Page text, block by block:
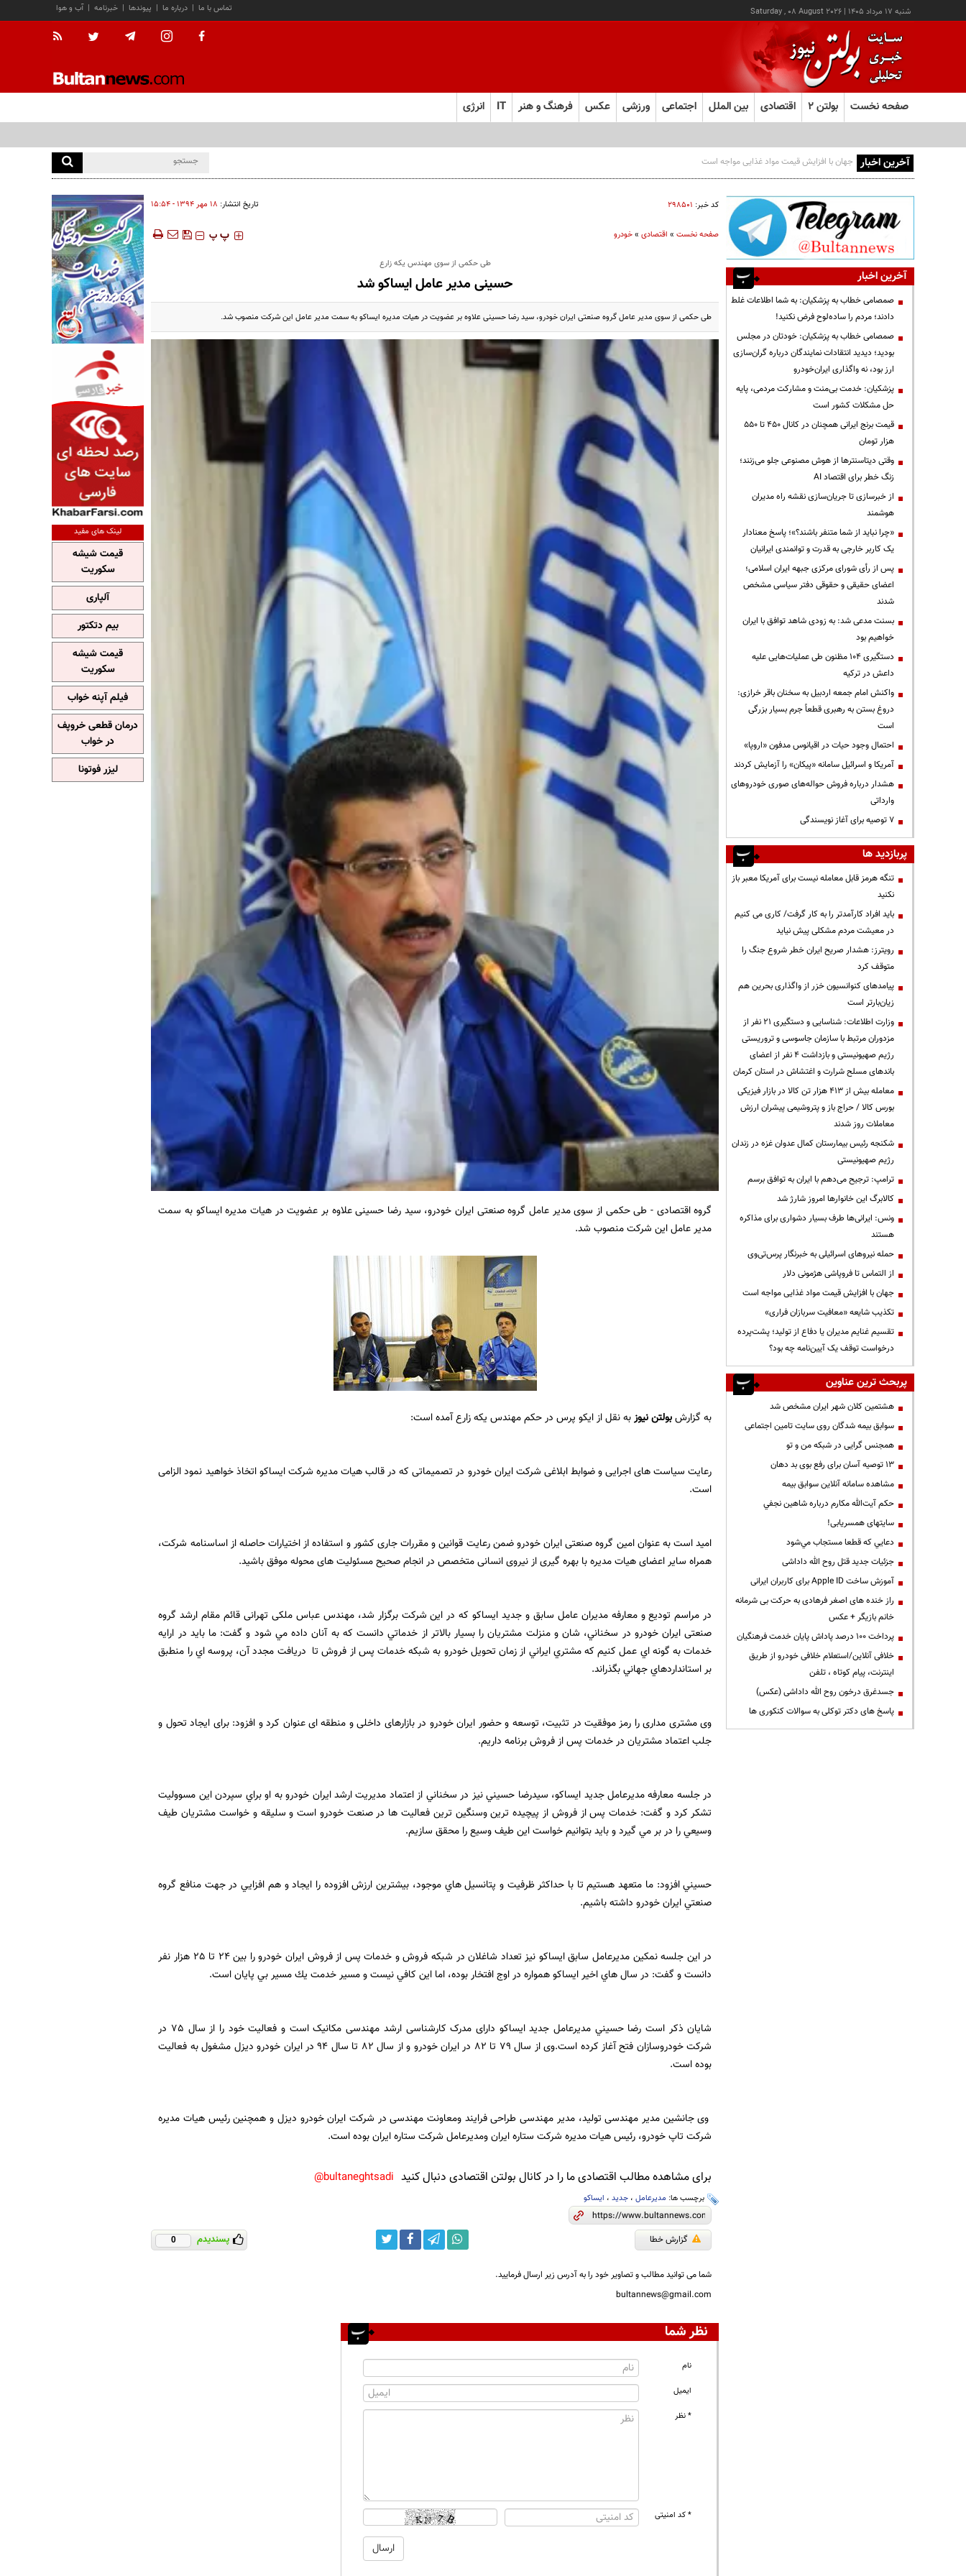
شنبه ۱۷ مرداد ۱۴۰۵ |
Saturday , 08 August 2026 آب و هوا | خبرنامه | پیوندها | درباره ما | تماس با ما
صفحه نخست بولتن ۲ اقتصادی بین الملل اجتماعی ورزشی عکس فرهنگ و هنر IT انرژی
آخرین اخبار کالابرگ این خانوارها امروز شارژ شد
کد خبر: ۲۹۸۵۰۱ تاریخ انتشار: ۱۸ مهر ۱۳۹۴ - ۱۵:۵۴
صفحه نخست» اقتصادی»خودرو ‍‍‍ پ پ
طی حکمی از سوی مهندس یکه زارع
حسینی مدیر عامل ایساکو شد
طی حکمی از سوی مدیر عامل گروه صنعتی ایران خودرو، سید رضا حسینی علاوه بر عضویت در هیات مدیره ایساکو به سمت مدیر عامل این شرکت منصوب شد.
گروه اقتصادی - طی حکمی از سوی مدیر عامل گروه صنعتی ایران خودرو، سید رضا حسینی علاوه بر عضویت در هیات مدیره ایساکو به سمت
مدیر عامل این شرکت منصوب شد.
به گزارشبولتن نیوزبه نقل از ایکو پرس در حکم مهندس یکه زارع آمده است:
رعایت سیاست های اجرایی و ضوابط ابلاغی شرکت ایران خودرو در تصمیماتی که در قالب هیات مدیره شرکت ایساکو اتخاذ خواهید نمود الزامی
است.
امید است به عنوان امین گروه صنعتی ایران خودرو ضمن رعایت قوانین و مقررات جاری کشور و استفاده از اختیارات حاصله از اساسنامه شرکت،
همراه سایر اعضای هیات مدیره با بهره گیری از نیروی انسانی متخصص در انجام صحیح مسئولیت های محوله موفق باشید.
در مراسم توديع و معارفه مديران عامل سابق و جديد ايساكو که در اين شركت برگزار شد، مهندس عباس ملکی تهرانی قائم مقام ارشد گروه
صنعتی ایران خودرو در سخناني، شان و منزلت مشتريان را بسيار بالاتر از خدماتي دانست كه به آنان داده مي شود و گفت: ما بايد در ارایه
خدمات به گونه اي عمل كنيم كه مشتري ايراني از زمان تحويل خودرو به شبكه خدمات پس از فروش تا دريافت مجدد آن، پروسه اي را منطبق
بر استانداردهاي جهاني بگذراند.
وی مشتری مداری را رمز موفقیت در تثبیت، توسعه و حضور ایران خودرو در بازارهای داخلی و منطقه ای عنوان کرد و افزود: برای ایجاد تحول و
جلب اعتماد مشتریان در خدمات پس از فروش برنامه داریم.
در جلسه معارفه مديرعامل جديد ايساكو، سيدرضا حسيني نيز در سخناني از اعتماد مديريت ارشد ايران خودرو به او براي سپردن اين مسووليت
تشکر کرد و گفت: خدمات پس از فروش از پيچيده ترين وسنگين ترين فعالیت ها در صنعت خودرو است و سليقه و خواست مشتريان طيف
وسيعي را در بر مي گيرد و بايد بتوانيم خواست اين طيف وسيع را محقق سازيم.
حسيني افزود: ما متعهد هستیم تا با حداكثر ظرفيت و پتانسيل هاي موجود، بیشترین ارزش افزوده را ايجاد و هم افزايي در جهت منافع گروه
صنعتي ايران خودرو داشته باشيم.
در اين جلسه نمكين مديرعامل سابق ايساكو نيز تعداد شاغلان در شبكه فروش و خدمات پس از فروش ايران خودرو را بين 24 تا 25 هزار نفر
دانست و گفت: در سال هاي اخير ايساكو همواره در اوج افتخار بوده، اما اين كافي نيست و مسير خدمت يك مسير بي پايان است.
شايان ذكر است رضا حسيني مديرعامل جديد ايساكو دارای مدرک کارشناسی ارشد مهندسی مکانیک است و فعاليت خود را از سال 75 در
شركت خودروسازان فتح آغاز كرده است.وی از سال 79 تا 82 در ایران خودرو و از سال 82 تا سال 94 در ایران خودرو دیزل مشغول به فعالیت
بوده است.
وی جانشین مدیر مهندسی تولید، مدیر مهندسی طراحی فرایند ومعاونت مهندسی در شرکت ایران خودرو دیزل و همچنین رئیس هیات مدیره
شرکت تاپ خودرو، رئیس هیات مدیره شرکت ستاره ایران ومدیرعامل شرکت ستاره ایران بوده است.
برای مشاهده مطالب اقتصادی ما را در کانال بولتن اقتصادی دنبال کنید bultaneghtsadi@
برچسب ها: مدیرعامل، جدید، ایساکو
گزارش خطا پسندیدم 0
شما می توانید مطالب و تصاویر خود را به آدرس زیر ارسال فرمایید.
bultannews@gmail.com
نظر شما
نام
ایمیل
* نظر
* کد امنیتی
آخرین اخبار
صمصامی خطاب به پزشکیان: به شما اطلاعات غلط
دادند؛ مردم را ساده‌لوح فرض نکنید!
صمصامی خطاب به پزشکیان: خودتان در مجلس
بودید؛ دیدید انتقادات نمایندگان درباره گران‌سازی
ارز بود، نه واگذاری ایران‌خودرو
پزشکیان: خدمت بی‌منت و مشارکت مردمی، پایه
حل مشکلات کشور است
قیمت‌ برنج ایرانی همچنان در کانال ۴۵۰ تا ۵۵۰
هزار تومان
وقتی دیتاسنترها از هوش مصنوعی جلو می‌زنند؛
زنگ خطر برای اقتصاد AI
از خبرسازی تا جریان‌سازی نقشه راه مدیران
هوشمند
«چرا نباید از شما متنفر باشند؟»؛ پاسخ معنادار
یک کاربر خارجی به قدرت و توانمندی ایرانیان
پس از رأی شورای مرکزی جبهه ایران اسلامی؛
اعضای حقیقی و حقوقی دفتر سیاسی مشخص
شدند
بسنت مدعی شد: به زودی شاهد توافق با ایران
خواهیم بود
دستگیری ۱۰۴ مظنون طی عملیات‌هایی علیه
داعش در ترکیه
واکنش امام جمعه اردبیل به سخنان باقر خرازی:
دروغ بستن به رهبری قطعاً جرم بسیار بزرگی
است
احتمال وجود حیات در اقیانوس مدفون «اروپا»
آمریکا و اسرائیل سامانه «پیکان» را آزمایش کردند
هشدار درباره فروش حواله‌های صوری خودروهای
وارداتی
۷ توصیه برای آغاز نویسندگی
پربازدید ها
تنگه هرمز قابل معامله نیست برای آمریکا معبر باز
نکنید
باید افراد کارآمدتر را به کار گرفت/ کاری می کنیم
در معیشت مردم مشکلی پیش نیاید
رویترز: هشدار صریح ایران خطر شروع جنگ را
متوقف کرد
پیامدهای کنوانسیون خزر از واگذاری بحرین هم
زیان‌بارتر است
وزارت اطلاعات: شناسایی و دستگیری ۲۱ نفر از
مزدوران مرتبط با سازمان جاسوسی و تروریستی
رژیم صهیونیستی و بازداشت ۴ نفر از اعضای
باندهای مسلح شرارت و اغتشاش در استان کرمان
معامله بیش از ۴۱۳ هزار تن کالا در بازار فیزیکی
بورس کالا / حراج باز و پتروشیمی پیشران ارزش
معاملات روز شدند
شکنجه رئیس بیمارستان کمال عدوان غزه در زندان
رژیم صهیونیستی
ترامپ: ترجیح می‌دهم با ایران به توافق برسم
کالابرگ این خانوارها امروز شارژ شد
ونس: ایرانی‌ها طرف بسیار دشواری برای مذاکره
هستند
حمله نیروهای اسرائیلی به خبرنگار پرس‌تی‌وی
از التماس تا فروپاشی هژمونی دلار
جهان با افزایش قیمت مواد غذایی مواجه است
تکذیب شایعه «معافیت سربازان فراری»
تقسیم غنایم مدیران یا دفاع از تولید؛ پشت‌پرده
درخواست توقف یک آیین‌نامه چه بود؟
پربحث ترین عناوین
هشتمین کلان شهر ایران مشخص شد
سوابق بیمه شدگان روی سایت تامین اجتماعی
همجنس گرایی در شبکه من و تو
13 توصیه آسان برای رفع بوی بد دهان
مشاهده سامانه آنلاين سوابق بیمه
حكم آيت‌الله مكارم درباره شاهين نجفي
سایتهای همسریابی!
دعايي كه قطعا مستجاب مي‌شود
جزئیات جدید قتل روح الله داداشی
آموزش ساخت Apple ID برای کاربران ایرانی
راز خنده های اصغر فرهادی به حرکت بی شرمانه
خانم بازیگر + عکس
پرداخت ۱۰۰ درصد پاداش پایان خدمت فرهنگیان
خلافی آنلاین/استعلام خلافی خودرو از طریق
اینترنت، پیام کوتاه ، تلفن
جسدغرق درخون روح الله داداشی (عکس)
پاسخ های دکتر توکلی به سوالات کنکوری ها
لینک های مفید
قیمت شیشه
سکوریت
آلپاری
بیم دتکتور
قیمت شیشه
سکوریت
فیلم آپنه خواب
درمان قطعی خروپف
در خواب
لیزر فوتونا